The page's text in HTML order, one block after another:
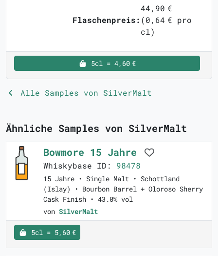
Flaschenpreis:
44,90 €
(0,64 € pro
cl)
5cl = 4,60 €
Alle Samples von SilverMalt
Ähnliche Samples von SilverMalt
Bowmore 15 Jahre
Whiskybase ID: 98478
15 Jahre • Single Malt • Schottland
(Islay) • Bourbon Barrel + Oloroso Sherry
Cask Finish • 43.0% vol
von SilverMalt
5cl = 5,60 €